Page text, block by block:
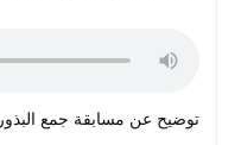
توضيح عن مسابقة جمع البذور